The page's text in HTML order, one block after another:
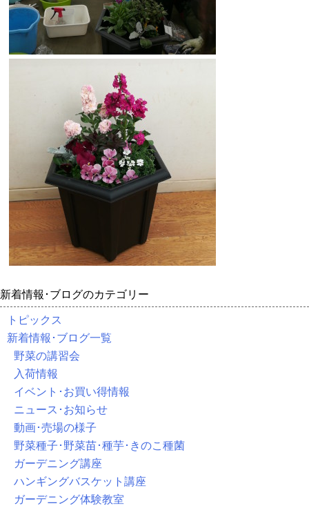
新着情報･ブログのカテゴリー
トピックス
新着情報･ブログ一覧
野菜の講習会
入荷情報
イベント･お買い得情報
ニュース･お知らせ
動画･売場の様子
野菜種子･野菜苗･種芋･きのこ種菌
ガーデニング講座
ハンギングバスケット講座
ガーデニング体験教室